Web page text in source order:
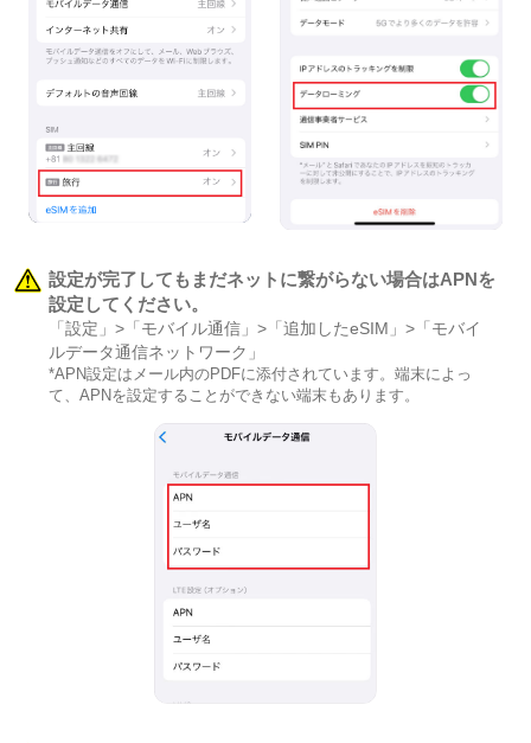
設定が完了してもまだネットに繋がらない場合はAPNを
設定してください。
「設定」>「モバイル通信」>「追加したeSIM」>「モバイ
ルデータ通信ネットワーク」
*APN設定はメール内のPDFに添付されています。端末によっ
て、APNを設定することができない端末もあります。